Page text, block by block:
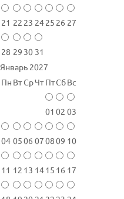
21 22 23 2425 26 27
28 29 30 31
Январь 2027
Пн ВтСрЧт ПтСбВс
01 02 03
04 0506 070809 10
11 12 13 1415 16 17